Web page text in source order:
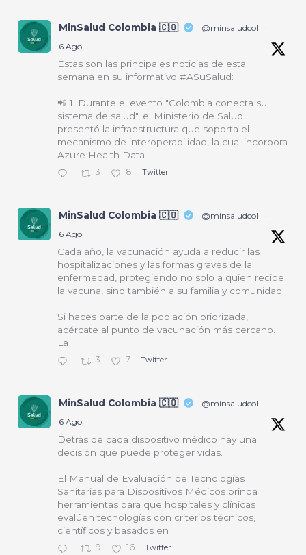
MinSalud Colombia 🇨🇴 @minsaludcol
·
6 Ago
Estas son las principales noticias de esta
semana en su informativo #ASuSalud:
📲 1. Durante el evento "Colombia conecta su
sistema de salud", el Ministerio de Salud
presentó la infraestructura que soporta el
mecanismo de interoperabilidad, la cual incorpora
Azure Health Data
3 8 Twitter
MinSalud Colombia 🇨🇴 @minsaludcol
·
6 Ago
Cada año, la vacunación ayuda a reducir las
hospitalizaciones y las formas graves de la
enfermedad, protegiendo no solo a quien recibe
la vacuna, sino también a su familia y comunidad.
Si haces parte de la población priorizada,
acércate al punto de vacunación más cercano.
La
3 7 Twitter
MinSalud Colombia 🇨🇴 @minsaludcol
·
6 Ago
Detrás de cada dispositivo médico hay una
decisión que puede proteger vidas.
El Manual de Evaluación de Tecnologías
Sanitarias para Dispositivos Médicos brinda
herramientas para que hospitales y clínicas
evalúen tecnologías con criterios técnicos,
científicos y basados en
9 16 Twitter